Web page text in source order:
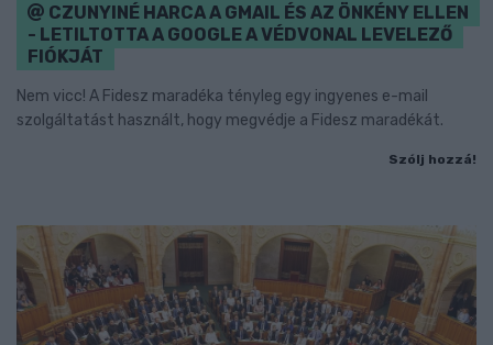
CZUNYINÉ HARCA A GMAIL ÉS AZ ÖNKÉNY ELLEN
- LETILTOTTA A GOOGLE A VÉDVONAL LEVELEZŐ
FIÓKJÁT
Nem vicc! A Fidesz maradéka tényleg egy ingyenes e-mail
szolgáltatást használt, hogy megvédje a Fidesz maradékát.
Szólj hozzá!